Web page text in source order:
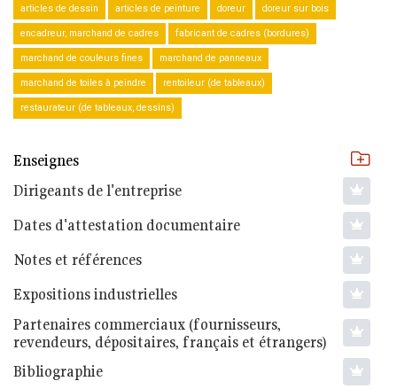
articles de dessin articles de peinture doreur doreur sur bois
encadreur, marchand de cadres fabricant de cadres (bordures)
marchand de couleurs fines marchand de panneaux
marchand de toiles à peindre rentoileur (de tableaux)
restaurateur (de tableaux, dessins)
Enseignes
Dirigeants de l'entreprise
Dates d'attestation documentaire
Notes et références
Expositions industrielles
Partenaires commerciaux (fournisseurs,
revendeurs, dépositaires, français et étrangers)
Bibliographie